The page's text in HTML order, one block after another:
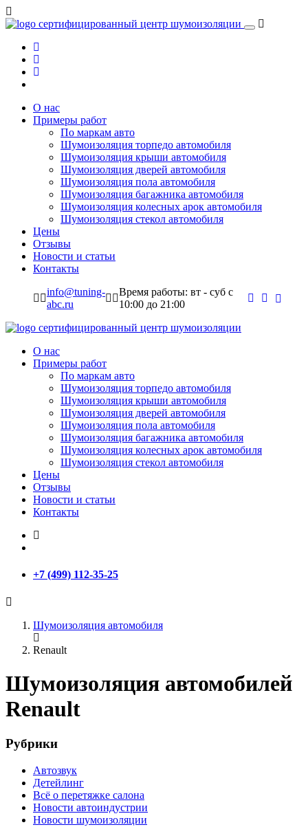
сертифицированный центр шумоизоляции
О нас
Примеры работ
По маркам авто
Шумоизоляция торпедо автомобиля
Шумоизоляция крыши автомобиля
Шумоизоляция дверей автомобиля
Шумоизоляция пола автомобиля
Шумоизоляция багажника автомобиля
Шумоизоляция колесных арок автомобиля
Шумоизоляция стекол автомобиля
Цены
Отзывы
Новости и статьи
Контакты
info@tuning-
abc.ru
Время работы: вт - суб c
10:00 до 21:00
сертифицированный центр шумоизоляции
О нас
Примеры работ
По маркам авто
Шумоизоляция торпедо автомобиля
Шумоизоляция крыши автомобиля
Шумоизоляция дверей автомобиля
Шумоизоляция пола автомобиля
Шумоизоляция багажника автомобиля
Шумоизоляция колесных арок автомобиля
Шумоизоляция стекол автомобиля
Цены
Отзывы
Новости и статьи
Контакты
+7 (499) 112-35-25
Шумоизоляция автомобиля
Renault
Шумоизоляция автомобилей
Renault
Рубрики
Автозвук
Детейлинг
Всё о перетяжке салона
Новости автоиндустрии
Новости шумоизоляции